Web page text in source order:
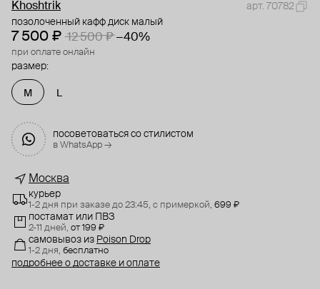
Khoshtrik
арт. 70782
позолоченный кафф диск малый
7 500 ₽ 12 500 ₽ −40%
при оплате онлайн
размер:
M L
посоветоваться со стилистом
в WhatsApp →
Москва
курьер
1-2 дня при заказе до 23:45, с примеркой, 699 ₽
постамат или ПВЗ
2-11 дней, от 199 ₽
самовывоз из Poison Drop
1-2 дня, бесплатно
подробнее о доставке и оплате